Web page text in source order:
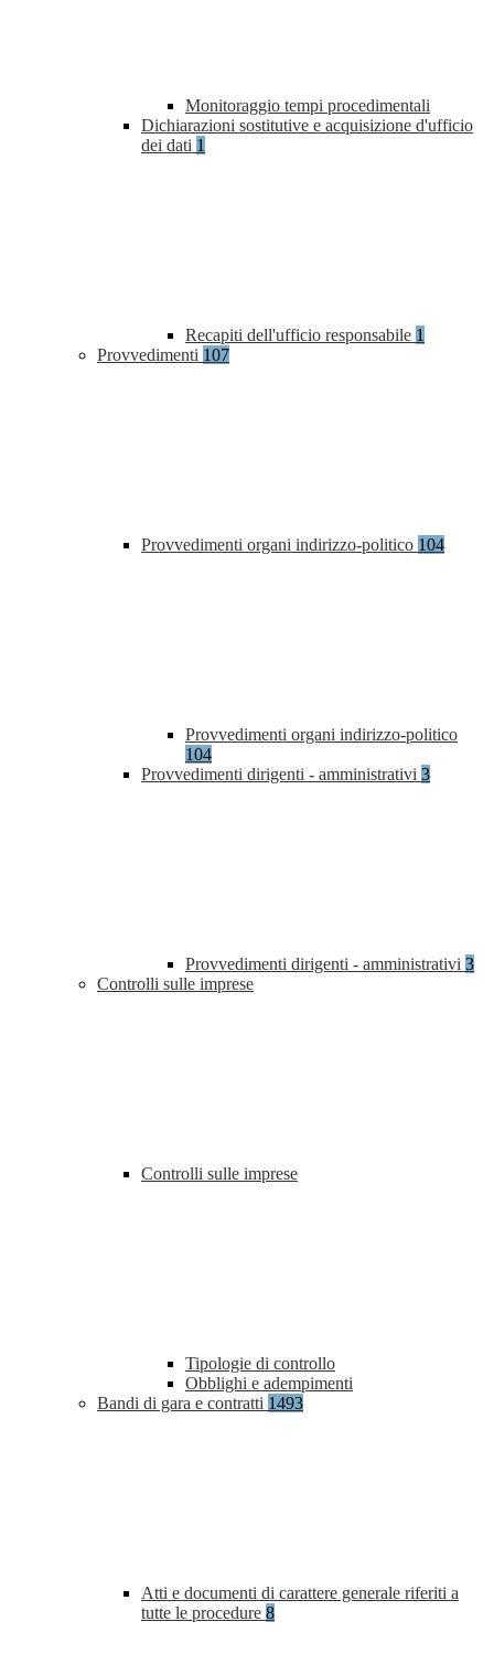
Monitoraggio tempi procedimentali
Dichiarazioni sostitutive e acquisizione d'ufficio
dei dati 1
Recapiti dell'ufficio responsabile 1
Provvedimenti 107
Provvedimenti organi indirizzo-politico 104
Provvedimenti organi indirizzo-politico
104
Provvedimenti dirigenti - amministrativi 3
Provvedimenti dirigenti - amministrativi 3
Controlli sulle imprese
Controlli sulle imprese
Tipologie di controllo
Obblighi e adempimenti
Bandi di gara e contratti 1493
Atti e documenti di carattere generale riferiti a
tutte le procedure 8